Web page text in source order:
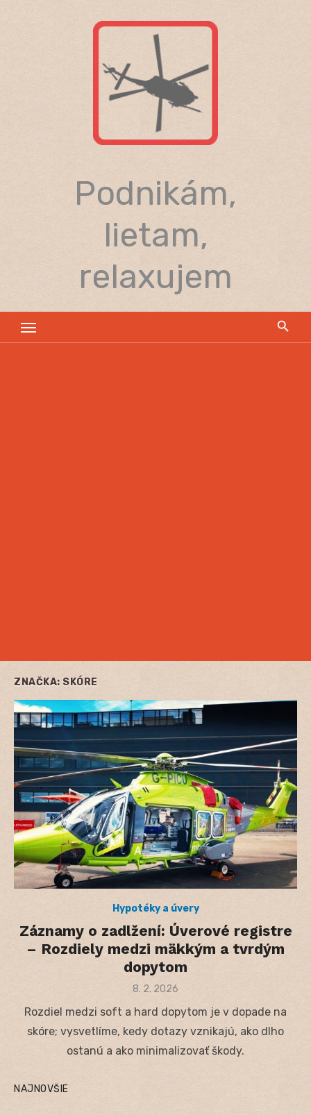
Podnikám,
lietam,
relaxujem
ZNAČKA: SKÓRE
Hypotéky a úvery
Záznamy o zadlžení: Úverové registre
– Rozdiely medzi mäkkým a tvrdým
dopytom
Posted
8. 2. 2026
Rozdiel medzi soft a hard dopytom je v dopade na
skóre; vysvetlíme, kedy dotazy vznikajú, ako dlho
ostanú a ako minimalizovať škody.
NAJNOVŠIE